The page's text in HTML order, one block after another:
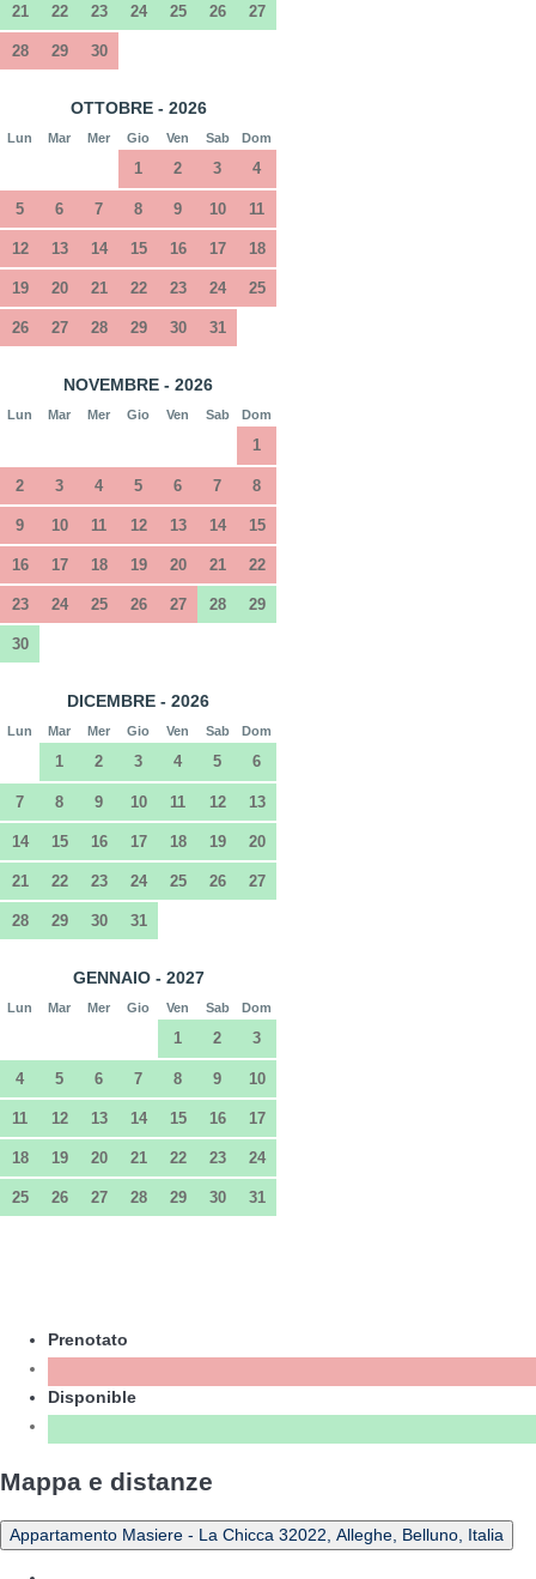
21 22 23 24 25 26 27
28 29 30
OTTOBRE - 2026
Lun Mar Mer Gio Ven Sab Dom
1 2 3 4
5 6 7 8 9 10 11
12 13 14 15 16 17 18
19 20 21 22 23 24 25
26 27 28 29 30 31
NOVEMBRE - 2026
Lun Mar Mer Gio Ven Sab Dom
1
2 3 4 5 6 7 8
9 10 11 12 13 14 15
16 17 18 19 20 21 22
23 24 25 26 27 28 29
30
DICEMBRE - 2026
Lun Mar Mer Gio Ven Sab Dom
1 2 3 4 5 6
7 8 9 10 11 12 13
14 15 16 17 18 19 20
21 22 23 24 25 26 27
28 29 30 31
GENNAIO - 2027
Lun Mar Mer Gio Ven Sab Dom
1 2 3
4 5 6 7 8 9 10
11 12 13 14 15 16 17
18 19 20 21 22 23 24
25 26 27 28 29 30 31
Prenotato
Disponible
Mappa e distanze
Appartamento Masiere - La Chicca 32022, Alleghe, Belluno, Italia